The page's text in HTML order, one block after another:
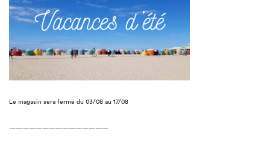
Le magasin sera fermé du 03/08 au 17/08
———————————————